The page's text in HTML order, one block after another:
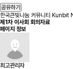
공유하기
한국큰빛나눔 커뮤니티
제1차 이사회 회의자료
페이지 정보
최고관리자